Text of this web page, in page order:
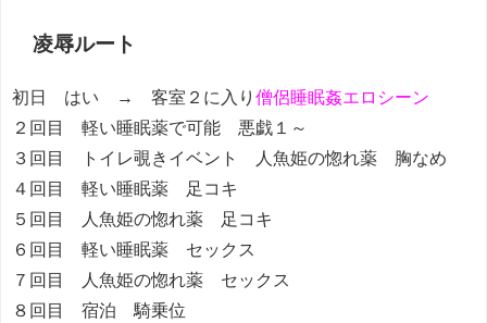
凌辱ルート
初日 はい → 客室２に入り 僧侶睡眠姦エロシーン
２回目 軽い睡眠薬で可能 悪戯１～
３回目 トイレ覗きイベント 人魚姫の惚れ薬 胸なめ
４回目 軽い睡眠薬 足コキ
５回目 人魚姫の惚れ薬 足コキ
６回目 軽い睡眠薬 セックス
７回目 人魚姫の惚れ薬 セックス
８回目 宿泊 騎乗位